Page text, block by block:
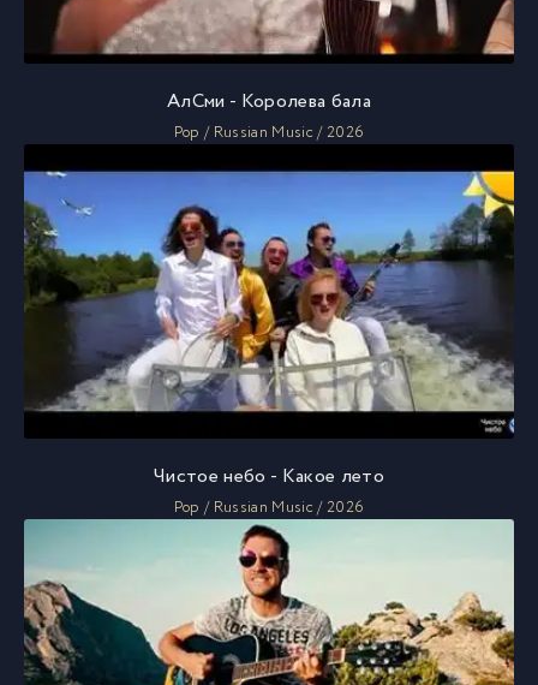
АлСми - Королева бала
Pop / Russian Music / 2026
Чистое небо - Какое лето
Pop / Russian Music / 2026